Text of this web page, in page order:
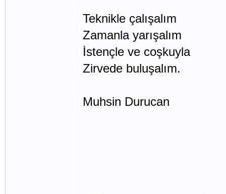
Teknikle çalışalım
Zamanla yarışalım
İstençle ve coşkuyla
Zirvede buluşalım.
Muhsin Durucan